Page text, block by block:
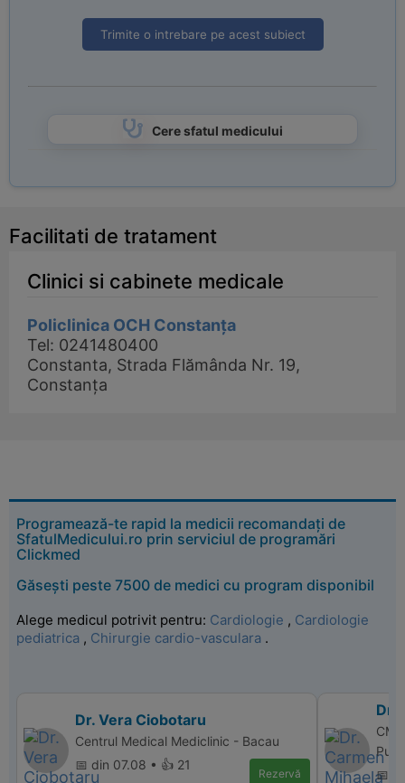
Trimite o intrebare pe acest subiect
Cere sfatul medicului
Facilitati de tratament
Clinici si cabinete medicale
Policlinica OCH Constanța
Tel: 0241480400
Constanta, Strada Flămânda Nr. 19,
Constanța
Programează-te rapid la medicii recomandați de
SfatulMedicului.ro prin serviciul de programări
Clickmed
Găsești peste 7500 de medici cu program disponibil
Alege medicul potrivit pentru: Cardiologie , Cardiologie
pediatrica , Chirurgie cardio-vasculara .
Dr. Vera Ciobotaru
Centrul Medical Mediclinic - Bacau
📅 din 07.08 • 👍 21
Rezervă
Dr.
CM
📅